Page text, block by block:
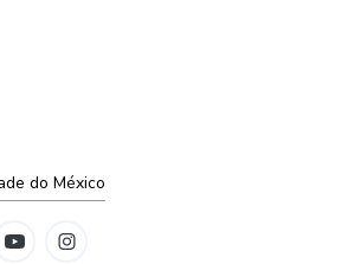
do México